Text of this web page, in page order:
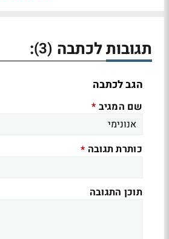
תגובות לכתבה (3)
:
הגב לכתבה
שם המגיב *
כותרת תגובה *
תוכן התגובה